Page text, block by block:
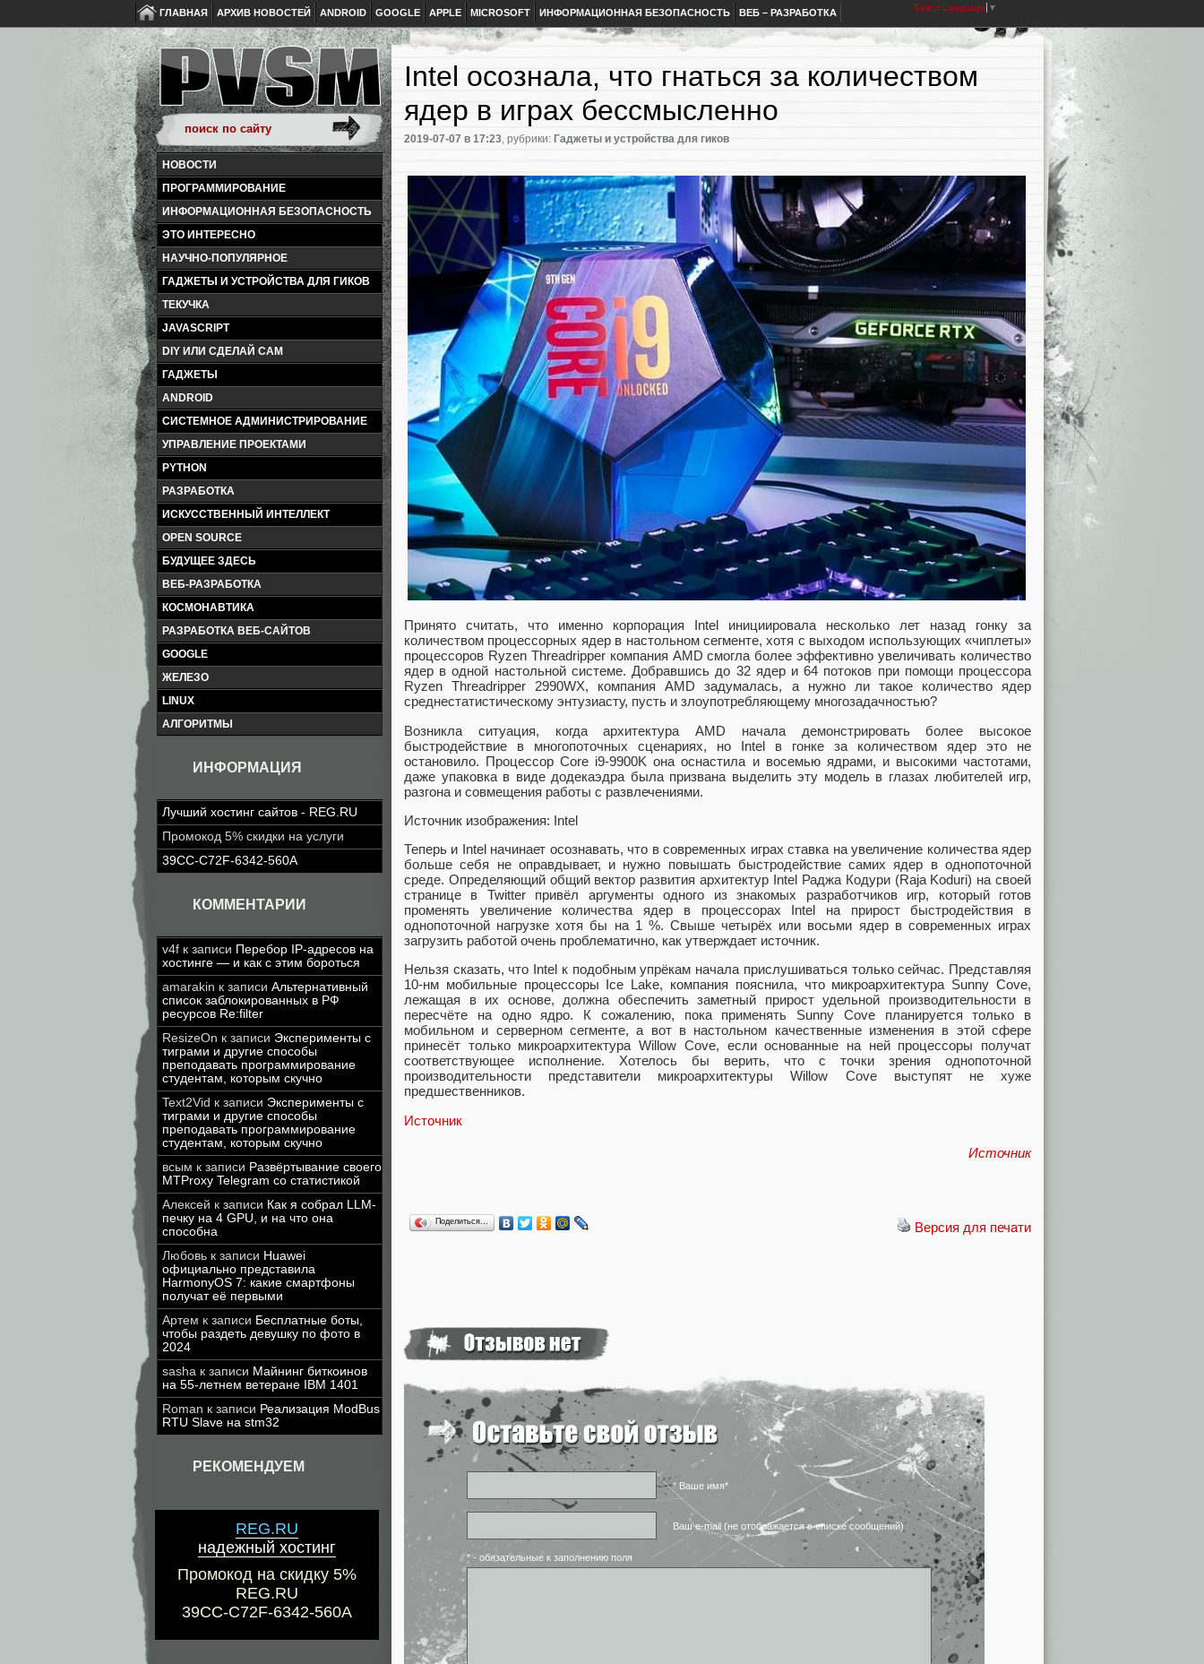
ГЛАВНАЯ АРХИВ НОВОСТЕЙ ANDROID GOOGLE APPLE MICROSOFT ИНФОРМАЦИОННАЯ БЕЗОПАСНОСТЬ ВЕБ – РАЗРАБОТКА Select Language ▼
НОВОСТИ
ПРОГРАММИРОВАНИЕ
ИНФОРМАЦИОННАЯ БЕЗОПАСНОСТЬ
ЭТО ИНТЕРЕСНО
НАУЧНО-ПОПУЛЯРНОЕ
ГАДЖЕТЫ И УСТРОЙСТВА ДЛЯ ГИКОВ
ТЕКУЧКА
JAVASCRIPT
DIY ИЛИ СДЕЛАЙ САМ
ГАДЖЕТЫ
ANDROID
СИСТЕМНОЕ АДМИНИСТРИРОВАНИЕ
УПРАВЛЕНИЕ ПРОЕКТАМИ
PYTHON
РАЗРАБОТКА
ИСКУССТВЕННЫЙ ИНТЕЛЛЕКТ
OPEN SOURCE
БУДУЩЕЕ ЗДЕСЬ
ВЕБ-РАЗРАБОТКА
КОСМОНАВТИКА
РАЗРАБОТКА ВЕБ-САЙТОВ
GOOGLE
ЖЕЛЕЗО
LINUX
АЛГОРИТМЫ
ИНФОРМАЦИЯ
Лучший хостинг сайтов - REG.RU
Промокод 5% скидки на услуги
39CC-C72F-6342-560A
КОММЕНТАРИИ
v4f к записи Перебор IP-адресов на
хостинге — и как с этим бороться
amarakin к записи Альтернативный
список заблокированных в РФ
ресурсов Re:filter
ResizeOn к записи Эксперименты с
тиграми и другие способы
преподавать программирование
студентам, которым скучно
Text2Vid к записи Эксперименты с
тиграми и другие способы
преподавать программирование
студентам, которым скучно
всым к записи Развёртывание своего
MTProxy Telegram со статистикой
Алексей к записи Как я собрал LLM-
печку на 4 GPU, и на что она
способна
Любовь к записи Huawei
официально представила
HarmonyOS 7: какие смартфоны
получат её первыми
Артем к записи Бесплатные боты,
чтобы раздеть девушку по фото в
2024
sasha к записи Майнинг биткоинов
на 55-летнем ветеране IBM 1401
Roman к записи Реализация ModBus
RTU Slave на stm32
РЕКОМЕНДУЕМ
REG.RU
надежный хостинг
Промокод на скидку 5%
REG.RU
39CC-C72F-6342-560A
Intel осознала, что гнаться за количеством
ядер в играх бессмысленно
2019-07-07 в 17:23, рубрики: Гаджеты и устройства для гиков
Принято считать, что именно корпорация Intel инициировала несколько лет назад гонку за
количеством процессорных ядер в настольном сегменте, хотя с выходом использующих «чиплеты»
процессоров Ryzen Threadripper компания AMD смогла более эффективно увеличивать количество
ядер в одной настольной системе. Добравшись до 32 ядер и 64 потоков при помощи процессора
Ryzen Threadripper 2990WX, компания AMD задумалась, а нужно ли такое количество ядер
среднестатистическому энтузиасту, пусть и злоупотребляющему многозадачностью?
Возникла ситуация, когда архитектура AMD начала демонстрировать более высокое
быстродействие в многопоточных сценариях, но Intel в гонке за количеством ядер это не
остановило. Процессор Core i9-9900K она оснастила и восемью ядрами, и высокими частотами,
даже упаковка в виде додекаэдра была призвана выделить эту модель в глазах любителей игр,
разгона и совмещения работы с развлечениями.
Источник изображения: Intel
Теперь и Intel начинает осознавать, что в современных играх ставка на увеличение количества ядер
больше себя не оправдывает, и нужно повышать быстродействие самих ядер в однопоточной
среде. Определяющий общий вектор развития архитектур Intel Раджа Кодури (Raja Koduri) на своей
странице в Twitter привёл аргументы одного из знакомых разработчиков игр, который готов
променять увеличение количества ядер в процессорах Intel на прирост быстродействия в
однопоточной нагрузке хотя бы на 1 %. Свыше четырёх или восьми ядер в современных играх
загрузить работой очень проблематично, как утверждает источник.
Нельзя сказать, что Intel к подобным упрёкам начала прислушиваться только сейчас. Представляя
10-нм мобильные процессоры Ice Lake, компания пояснила, что микроархитектура Sunny Cove,
лежащая в их основе, должна обеспечить заметный прирост удельной производительности в
пересчёте на одно ядро. К сожалению, пока применять Sunny Cove планируется только в
мобильном и серверном сегменте, а вот в настольном качественные изменения в этой сфере
принесёт только микроархитектура Willow Cove, если основанные на ней процессоры получат
соответствующее исполнение. Хотелось бы верить, что с точки зрения однопоточной
производительности представители микроархитектуры Willow Cove выступят не хуже
предшественников.
Источник
Источник
Версия для печати
Поделиться…
* Ваше имя*
Ваш e-mail (не отображается в списке сообщений)
* - обязательные к заполнению поля